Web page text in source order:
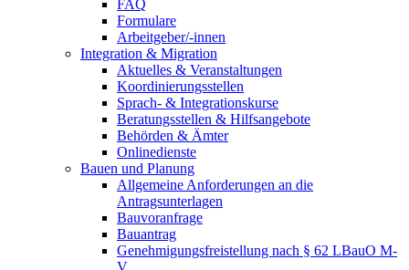
FAQ
Formulare
Arbeitgeber/-innen
Integration & Migration
Aktuelles & Veranstaltungen
Koordinierungsstellen
Sprach- & Integrationskurse
Beratungsstellen & Hilfsangebote
Behörden & Ämter
Onlinedienste
Bauen und Planung
Allgemeine Anforderungen an die
Antragsunterlagen
Bauvoranfrage
Bauantrag
Genehmigungsfreistellung nach § 62 LBauO M-
V